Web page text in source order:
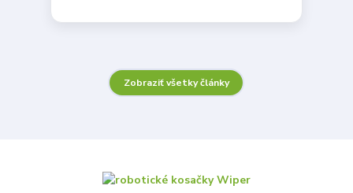
Zobraziť všetky články